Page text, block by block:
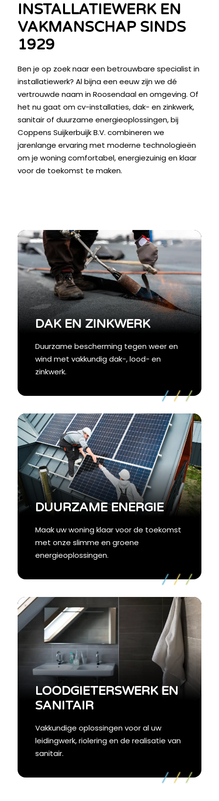
INSTALLATIEWERK EN
VAKMANSCHAP SINDS
1929
Ben je op zoek naar een betrouwbare specialist in
installatiewerk? Al bijna een eeuw zijn we dé
vertrouwde naam in Roosendaal en omgeving. Of
het nu gaat om cv-installaties, dak- en zinkwerk,
sanitair of duurzame energieoplossingen, bij
Coppens Suijkerbuijk B.V. combineren we
jarenlange ervaring met moderne technologieën
om je woning comfortabel, energiezuinig en klaar
voor de toekomst te maken.
DAK EN ZINKWERK
Duurzame bescherming tegen weer en
wind met vakkundig dak-, lood- en
zinkwerk.
DUURZAME ENERGIE
Maak uw woning klaar voor de toekomst
met onze slimme en groene
energieoplossingen.
LOODGIETERSWERK EN
SANITAIR
Vakkundige oplossingen voor al uw
leidingwerk, riolering en de realisatie van
sanitair.